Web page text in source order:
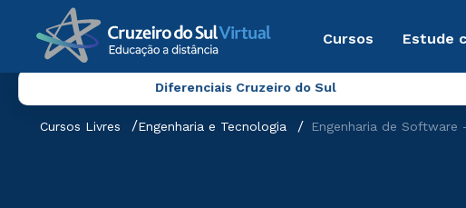
Cursos Estude
Diferenciais Cruzeiro do Sul
Cursos Livres Engenharia e Tecnologia Engenharia de Software